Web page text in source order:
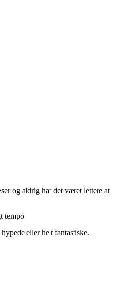
og aldrig har det været lettere at
tempo
eller helt fantastiske.